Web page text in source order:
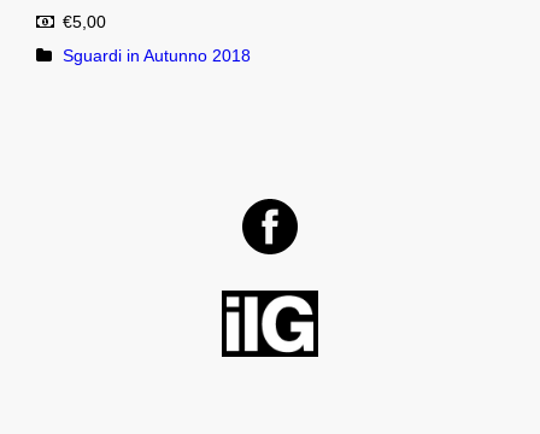
€5,00
Sguardi in Autunno 2018